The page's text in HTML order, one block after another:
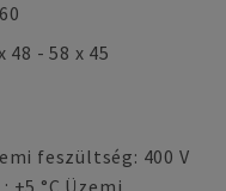
- 58 x 45
feszültség: 400 V
+5 °C Üzemi